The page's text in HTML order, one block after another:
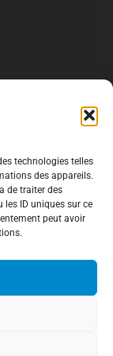
technologies telles
des appareils.
de traiter des
ID uniques sur ce
peut avoir